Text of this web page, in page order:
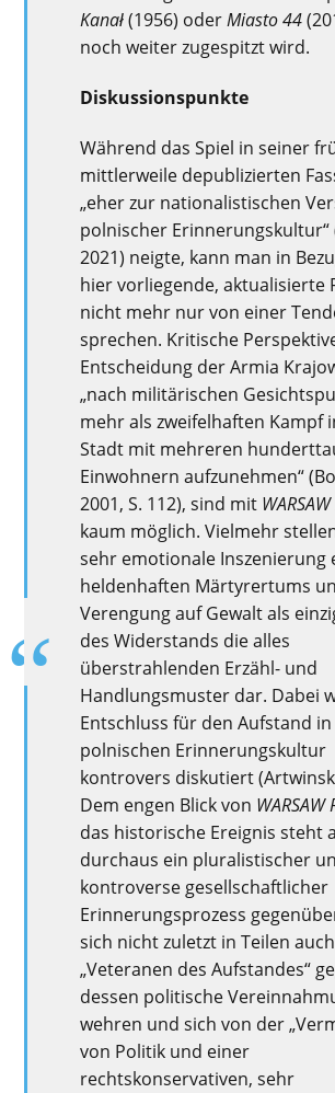
Kanał(1956) oderMiasto 44
noch weiter zugespitzt wird.
Diskussionspunkte
Während das Spiel in seiner
mittlerweile depublizierten
„eher zur nationalistischen
polnischer Erinnerungskultur“
2021) neigte, kann man in
hier vorliegende, aktualisierte
nicht mehr nurvon einer
sprechen. Kritische
Entscheidung derArmia
„nach militärischen
mehr als zweifelhaften Kampf
Stadt mit mehreren
Einwohnern aufzunehmen“ (
2001, S. 112), sind mit
kaum möglich. Vielmehr
sehr emotionale Inszenierung
heldenhaften Märtyrertums
Verengung auf Gewalt als
des Widerstands diealles
überstrahlenden Erzähl- und
Handlungsmuster dar. Dabei
Entschluss für den Aufstand in
polnischen Erinnerungskultur
kontrovers diskutiert (
Dem engen Blickvon WARSAW
das historische Ereignissteht
durchaus ein pluralistischer
kontroverse gesellschaftlicher
Erinnerungsprozess
sich nicht zuletzt in Teilen auch
„Veteranen des Aufstandes“
dessen politische
wehren undsichvon der
von Politik und einer
rechtskonservativen, sehr